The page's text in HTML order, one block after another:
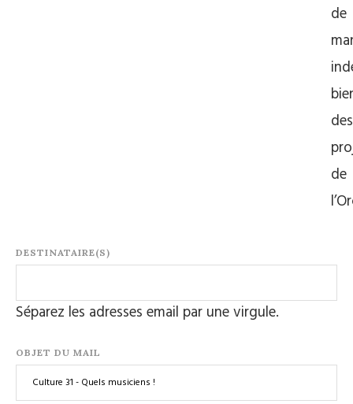
de
des
de
DESTINATAIRE(S)
Séparez les adresses email par une virgule.
OBJET DU MAIL